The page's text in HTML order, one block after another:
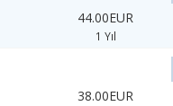
44.00EUR
1 Yıl
38.00EUR